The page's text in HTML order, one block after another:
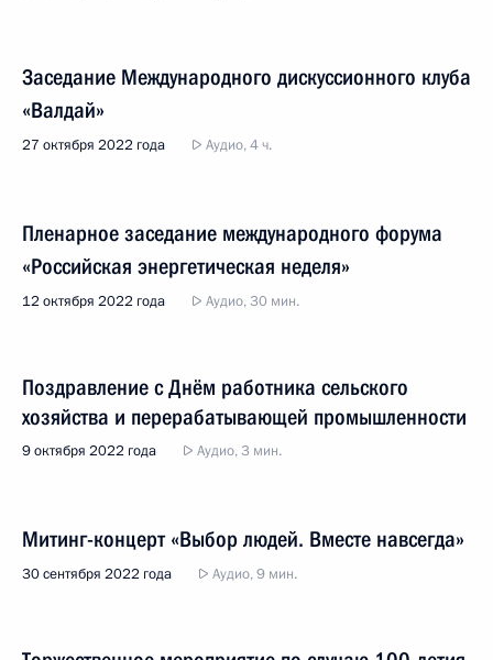
Заседание Международного дискуссионного клуба
«Валдай»
27 октября 2022 года Аудио, 4 ч.
Пленарное заседание международного форума
«Российская энергетическая неделя»
12 октября 2022 года Аудио, 30 мин.
Поздравление с Днём работника сельского
хозяйства и перерабатывающей промышленности
9 октября 2022 года Аудио, 3 мин.
Митинг-концерт «Выбор людей. Вместе навсегда»
30 сентября 2022 года Аудио, 9 мин.